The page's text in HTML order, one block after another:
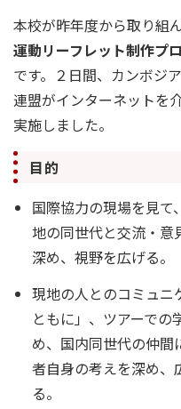
本校が昨年度から取り組
運動リーフレット制作プ
です。２日間、カンボジ
連盟がインターネットを
実施しました。
目的
国際協力の現場を見て
地の同世代と交流・意
深め、視野を広げる。
現地の人とのコミュニ
ともに」、ツアーでの
め、国内同世代の仲間
者自身の考えを深め、
る。